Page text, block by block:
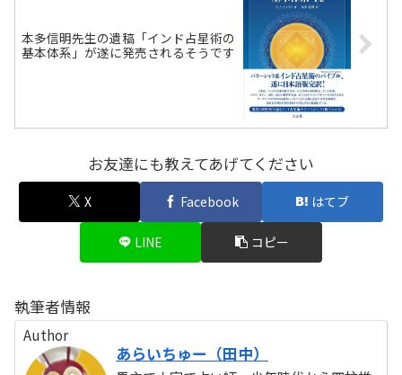
本多信明先生の遺稿「インド占星術の
基本体系」が遂に発売されるそうです
お友達にも教えてあげてください
X Facebook はてブ
LINE コピー
執筆者情報
Author
あらいちゅー（田中）